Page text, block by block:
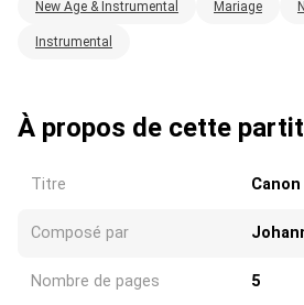
New Age & Instrumental Mariage
Instrumental
À propos de cette
Titre Canon
Composé par
Nombre de pages 5